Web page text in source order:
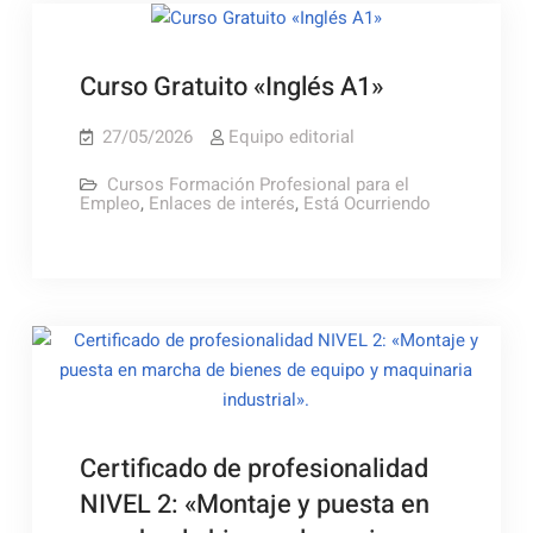
Curso Gratuito «Inglés A1»
27/05/2026
Equipo editorial
Cursos Formación Profesional para el
Empleo, Enlaces de interés, Está Ocurriendo
Certificado de profesionalidad
NIVEL 2: «Montaje y puesta en